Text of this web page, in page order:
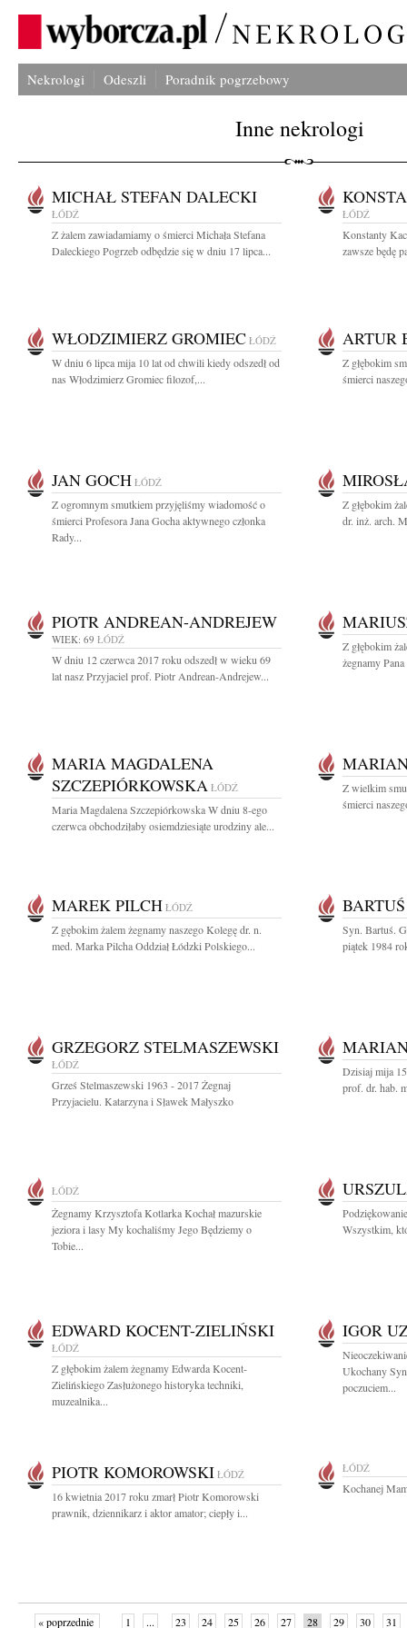
Nekrologi Odeszli Poradnik pogrzebowy
Inne nekrologi
MICHAŁ STEFAN DALECKI
ŁÓDŹ
Z żalem zawiadamiamy o śmierci Michała Stefana
Daleckiego Pogrzeb odbędzie się w dniu 17 lipca...
ŁÓDŹ
Konstanty
zawsze będę
WŁODZIMIERZ GROMIEC ŁÓDŹ
W dniu 6 lipca mija 10 lat od chwili kiedy odszedł od
nas Włodzimierz Gromiec filozof,...
ARTUR
Z głębokim
śmierci
JAN GOCH ŁÓDŹ
Z ogromnym smutkiem przyjęliśmy wiadomość o
śmierci Profesora Jana Gocha aktywnego członka
Rady...
Z głębokim
dr. inż. arch.
PIOTR ANDREAN-ANDREJEW
WIEK: 69 ŁÓDŹ
W dniu 12 czerwca 2017 roku odszedł w wieku 69
lat nasz Przyjaciel prof. Piotr Andrean-Andrejew...
Z głębokim
żegnamy
MARIA MAGDALENA
SZCZEPIÓRKOWSKA ŁÓDŹ
Maria Magdalena Szczepiórkowska W dniu 8-ego
czerwca obchodziłaby osiemdziesiąte urodziny ale...
Z wielkim
śmierci
MAREK PILCH ŁÓDŹ
Z gębokim żalem żegnamy naszego Kolegę dr. n.
med. Marka Pilcha Oddział Łódzki Polskiego...
BARTUŚ
Syn. Bartuś.
piątek 1984
GRZEGORZ STELMASZEWSKI
ŁÓDŹ
Grześ Stelmaszewski 1963 - 2017 Żegnaj
Przyjacielu. Katarzyna i Sławek Małyszko
Dzisiaj mija
prof. dr. hab.
ŁÓDŹ
Żegnamy Krzysztofa Kotlarka Kochał mazurskie
jeziora i lasy My kochaliśmy Jego Będziemy o
Tobie...
Wszystkim,
EDWARD KOCENT-ZIELIŃSKI
ŁÓDŹ
Z głębokim żalem żegnamy Edwarda Kocent-
Zielińskiego Zasłużonego historyka techniki,
muzealnika...
IGOR
Ukochany Syn
poczuciem...
PIOTR KOMOROWSKI ŁÓDŹ
16 kwietnia 2017 roku zmarł Piotr Komorowski
prawnik, dziennikarz i aktor amator; ciepły i...
ŁÓDŹ
Kochanej
« poprzednie 1 ... 23 24 25 26 27 28 29 30 31